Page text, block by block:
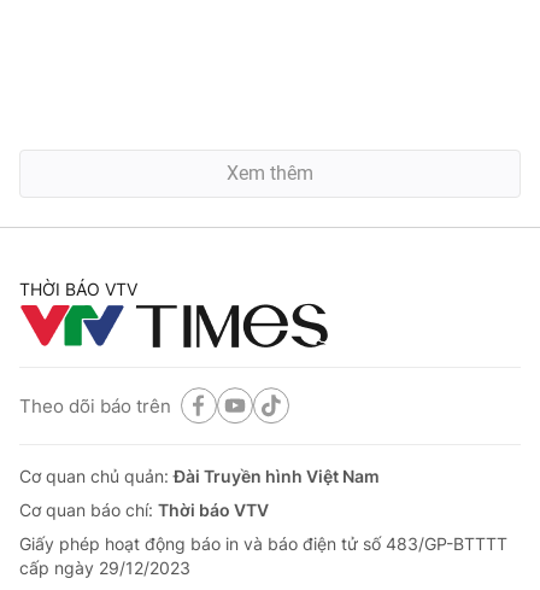
Xem thêm
THỜI BÁO VTV
Theo dõi báo trên
Cơ quan chủ quản:Đài Truyền hình Việt Nam
Cơ quan báo chí: Thời báo VTV
Giấy phép hoạt động báo in và báo điện tử số 483/GP-BTTTT
cấp ngày 29/12/2023